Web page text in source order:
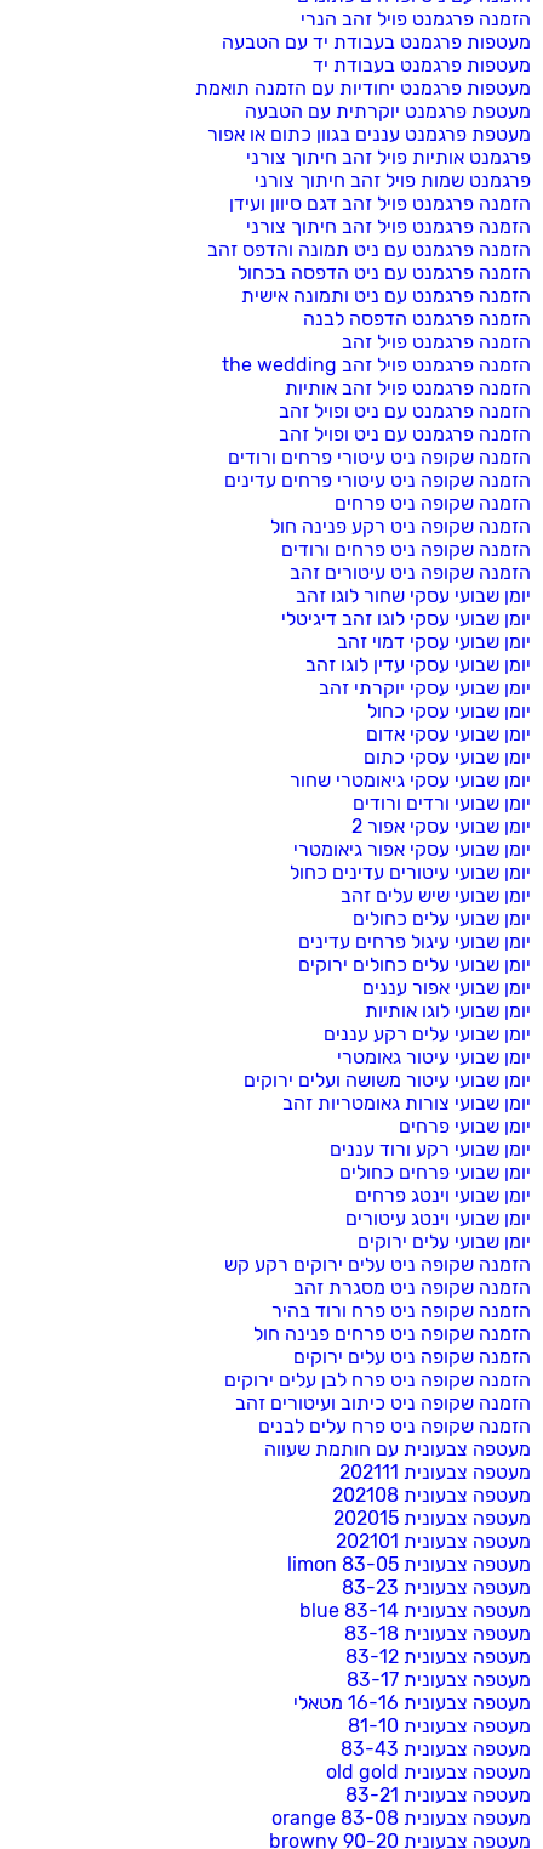
הזמנה פרגמנט פויל זהב הנרי
מעטפות פרגמנט בעבודת יד עם הטבעה
מעטפות פרגמנט בעבודת יד
מעטפות פרגמנט יחודיות עם הזמנה תואמת
מעטפת פרגמנט יוקרתית עם הטבעה
מעטפת פרגמנט עננים בגוון כתום או אפור
פרגמנט אותיות פויל זהב חיתוך צורני
פרגמנט שמות פויל זהב חיתוך צורני
הזמנה פרגמנט פויל זהב דגם סיוון ועידן
הזמנה פרגמנט פויל זהב חיתוך צורני
הזמנה פרגמנט עם ניט תמונה והדפס זהב
הזמנה פרגמנט עם ניט הדפסה בכחול
הזמנה פרגמנט עם ניט ותמונה אישית
הזמנה פרגמנט הדפסה לבנה
הזמנה פרגמנט פויל זהב
הזמנה פרגמנט פויל זהב the wedding
הזמנה פרגמנט פויל זהב אותיות
הזמנה פרגמנט עם ניט ופויל זהב
הזמנה פרגמנט עם ניט ופויל זהב
הזמנה שקופה ניט עיטורי פרחים ורודים
הזמנה שקופה ניט עיטורי פרחים עדינים
הזמנה שקופה ניט פרחים
הזמנה שקופה ניט רקע פנינה חול
הזמנה שקופה ניט פרחים ורודים
הזמנה שקופה ניט עיטורים זהב
יומן שבועי עסקי שחור לוגו זהב
יומן שבועי עסקי לוגו זהב דיגיטלי
יומן שבועי עסקי דמוי זהב
יומן שבועי עסקי עדין לוגו זהב
יומן שבועי עסקי יוקרתי זהב
יומן שבועי עסקי כחול
יומן שבועי עסקי אדום
יומן שבועי עסקי כתום
יומן שבועי עסקי גיאומטרי שחור
יומן שבועי ורדים ורודים
יומן שבועי עסקי אפור 2
יומן שבועי עסקי אפור גיאומטרי
יומן שבועי עיטורים עדינים כחול
יומן שבועי שיש עלים זהב
יומן שבועי עלים כחולים
יומן שבועי עיגול פרחים עדינים
יומן שבועי עלים כחולים ירוקים
יומן שבועי אפור עננים
יומן שבועי לוגו אותיות
יומן שבועי עלים רקע עננים
יומן שבועי עיטור גאומטרי
יומן שבועי עיטור משושה ועלים ירוקים
יומן שבועי צורות גאומטריות זהב
יומן שבועי פרחים
יומן שבועי רקע ורוד עננים
יומן שבועי פרחים כחולים
יומן שבועי וינטג פרחים
יומן שבועי וינטג עיטורים
יומן שבועי עלים ירוקים
הזמנה שקופה ניט עלים ירוקים רקע קש
הזמנה שקופה ניט מסגרת זהב
הזמנה שקופה ניט פרח ורוד בהיר
הזמנה שקופה ניט פרחים פנינה חול
הזמנה שקופה ניט עלים ירוקים
הזמנה שקופה ניט פרח לבן עלים ירוקים
הזמנה שקופה ניט כיתוב ועיטורים זהב
הזמנה שקופה ניט פרח עלים לבנים
מעטפה צבעונית עם חותמת שעווה
מעטפה צבעונית 202111
מעטפה צבעונית 202108
מעטפה צבעונית 202015
מעטפה צבעונית 202101
מעטפה צבעונית 83-05 limon
מעטפה צבעונית 83-23
מעטפה צבעונית 83-14 blue
מעטפה צבעונית 83-18
מעטפה צבעונית 83-12
מעטפה צבעונית 83-17
מעטפה צבעונית 16-16 מטאלי
מעטפה צבעונית 81-10
מעטפה צבעונית 83-43
מעטפה צבעונית old gold
מעטפה צבעונית 83-21
מעטפה צבעונית 83-08 orange
מעטפה צבעונית 90-20 browny